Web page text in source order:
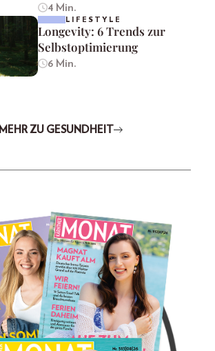
4 Min.
LIFESTYLE
Longevity: 6 Trends zur
Selbstoptimierung
6 Min.
MEHR ZU GESUNDHEIT